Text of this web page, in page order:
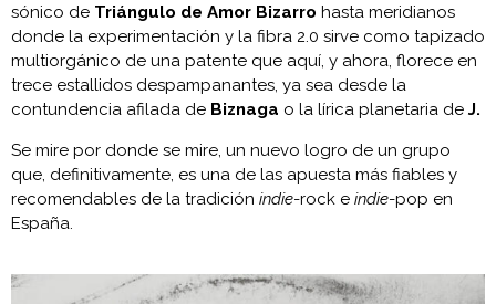
sónico de Triángulo de Amor Bizarro hasta meridianos
donde la experimentación y la fibra 2.0 sirve como tapizado
multiorgánico de una patente que aquí, y ahora, florece en
trece estallidos despampanantes, ya sea desde la
contundencia afilada de Biznaga o la lírica planetaria de J.
Se mire por donde se mire, un nuevo logro de un grupo
que, definitivamente, es una de las apuesta más fiables y
recomendables de la tradición indie-rock e indie-pop en
España.